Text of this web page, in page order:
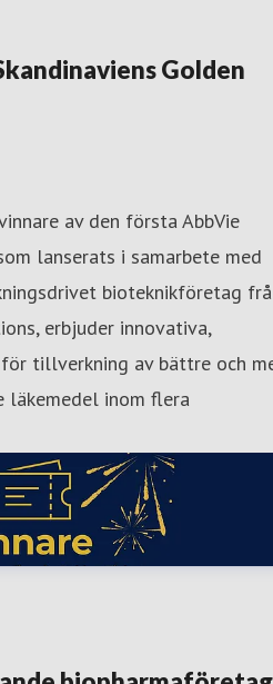
Golden
av den första AbbVie
lanserats i samarbete med
bioteknikföretag
erbjuder innovativa,
tillverkning av bättre och
läkemedel inom flera